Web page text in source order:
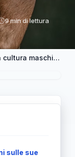
9 min di lettura
La cultura maschilista: comprendere le sue conseguenze uniche nella società moderna
sulle sue